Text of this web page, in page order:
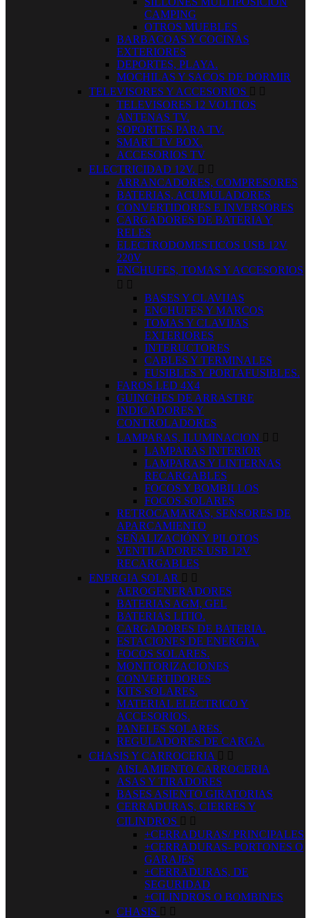
CAMPING
OTROS MUEBLES
BARBACOAS Y COCINAS
EXTERIORES
DEPORTES, PLAYA.
MOCHILAS Y SACOS DE DORMIR
TELEVISORES Y ACCESORIOS  
TELEVISORES 12 VOLTIOS
ANTENAS TV.
SOPORTES PARA TV.
SMART TV BOX.
ACCESORIOS TV
ELECTRICIDAD 12V.  
ARRANCADORES, COMPRESORES
BATERIAS, ACUMULADORES
CONVERTIDORES E INVERSORES
CARGADORES DE BATERIA Y
RELES
ELECTRODOMESTICOS USB 12V
220V
ENCHUFES, TOMAS Y ACCESORIOS
 
BASES Y CLAVIJAS
ENCHUFES Y MARCOS
TOMAS Y CLAVIJAS
EXTERIORES
INTERUCTORES
CABLES Y TERMINALES
FUSIBLES Y PORTAFUSIBLES.
FAROS LED 4X4
GUINCHES DE ARRASTRE
INDICADORES Y
CONTROLADORES
LAMPARAS, ILUMINACION  
LAMPARAS INTERIOR
LAMPARAS Y LINTERNAS
RECARGABLES
FOCOS Y BOMBILLOS
FOCOS SOLARES
RETROCAMARAS, SENSORES DE
APARCAMIENTO
SEÑALIZACIÓN Y PILOTOS
VENTILADORES USB 12V
RECARGABLES
ENERGIA SOLAR  
AEROGENERADORES
BATERIAS AGM, GEL
BATERIAS LITIO.
CARGADORES DE BATERIA.
ESTACIONES DE ENERGIA.
FOCOS SOLARES.
MONITORIZACIONES
CONVERTIDORES
KITS SOLARES.
MATERIAL ELECTRICO Y
ACCESORIOS.
PANELES SOLARES.
REGULADORES DE CARGA.
CHASIS Y CARROCERIA  
AISLAMIENTO CARROCERIA
ASAS Y TIRADORES
BASES ASIENTO GIRATORIAS
CERRADURAS, CIERRES Y
CILINDROS  
+CERRADURAS/ PRINCIPALES
+CERRADURAS- PORTONES O
GARAJES
+CERRADURAS, DE
SEGURIDAD
+CILINDROS O BOMBINES
CHASIS  